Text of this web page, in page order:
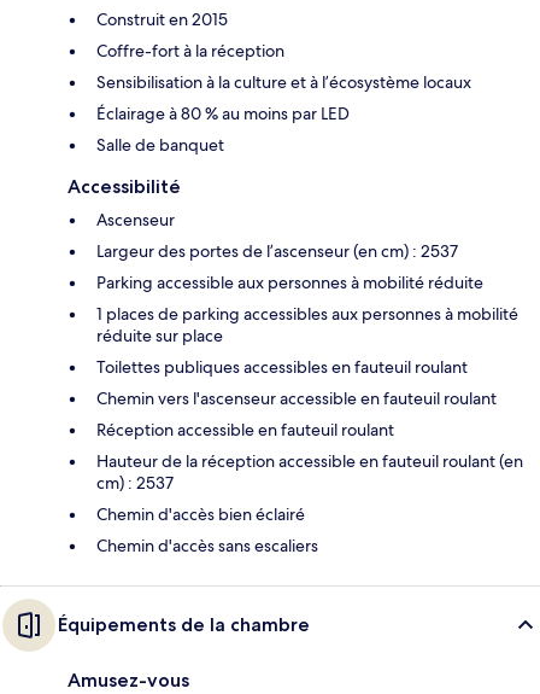
Construit en 2015
Coffre-fort à la réception
Sensibilisation à la culture et à l’écosystème locaux
Éclairage à 80 % au moins par LED
Salle de banquet
Accessibilité
Ascenseur
Largeur des portes de l’ascenseur (en cm) : 2537
Parking accessible aux personnes à mobilité réduite
1 places de parking accessibles aux personnes à mobilité
réduite sur place
Toilettes publiques accessibles en fauteuil roulant
Chemin vers l'ascenseur accessible en fauteuil roulant
Réception accessible en fauteuil roulant
Hauteur de la réception accessible en fauteuil roulant (en
cm) : 2537
Chemin d'accès bien éclairé
Chemin d'accès sans escaliers
Équipements de la chambre
Amusez-vous